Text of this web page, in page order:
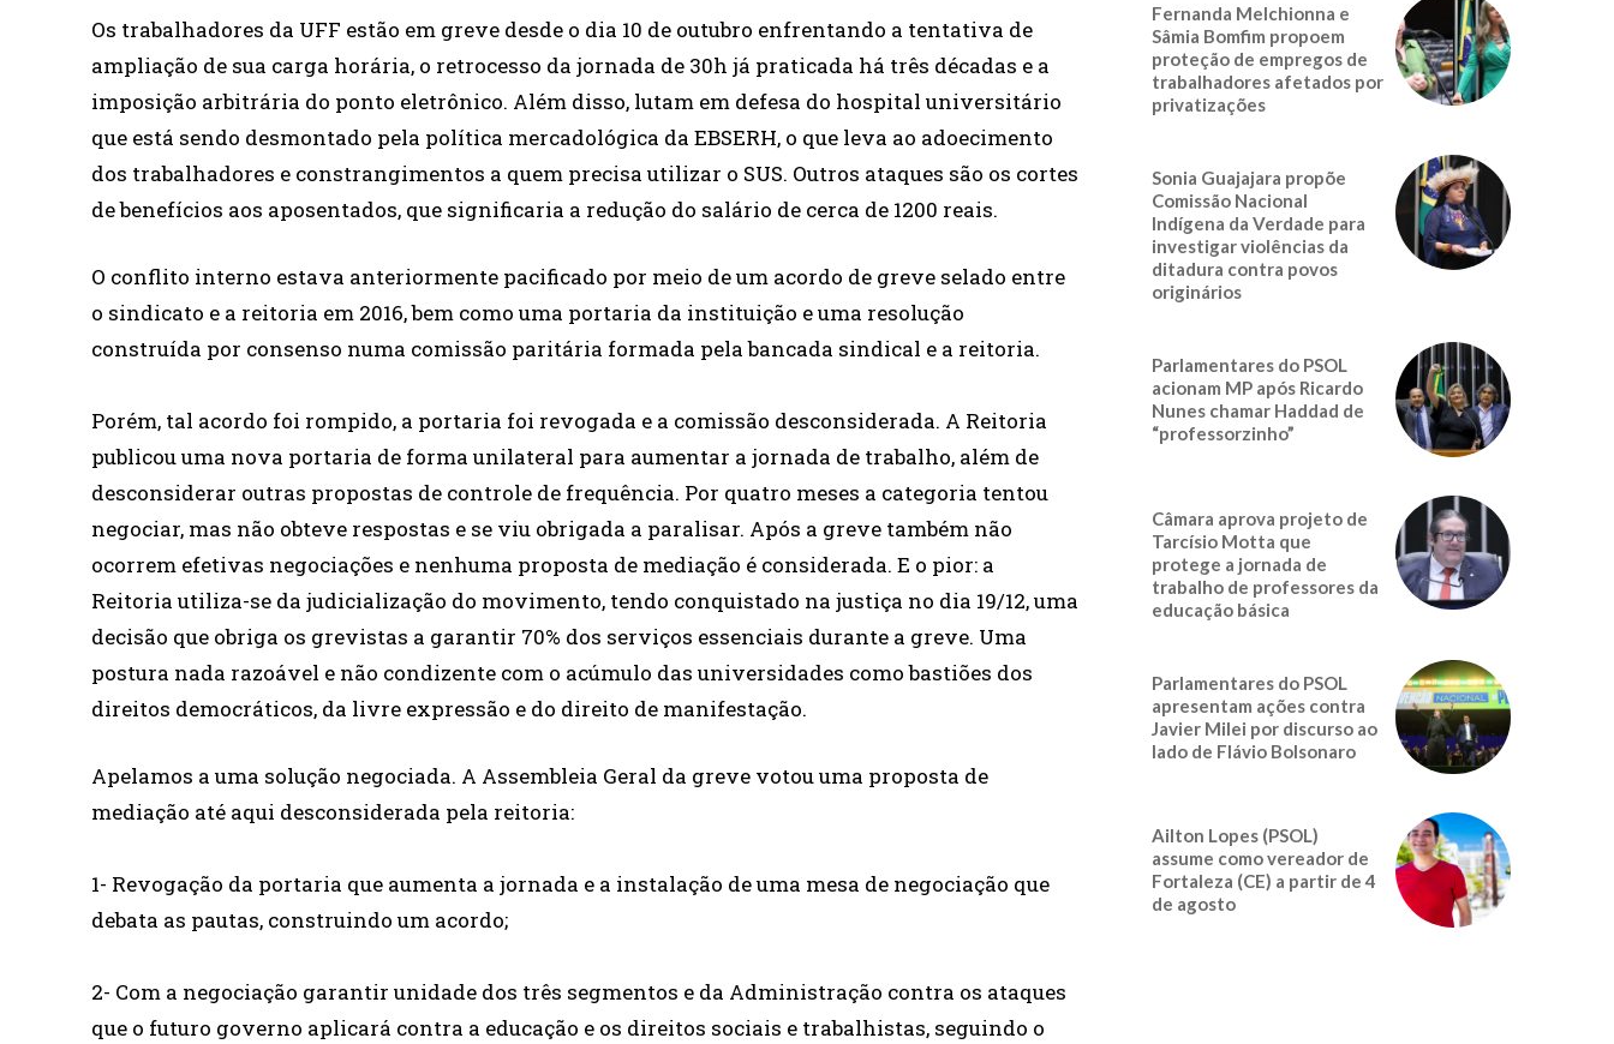
Os trabalhadores da UFF estão em greve desde o dia 10 de outubro enfrentando a tentativa de
ampliação de sua carga horária, o retrocesso da jornada de 30h já praticada há três décadas e a
imposição arbitrária do ponto eletrônico. Além disso, lutam em defesa do hospital universitário
que está sendo desmontado pela política mercadológica da EBSERH, o que leva ao adoecimento
dos trabalhadores e constrangimentos a quem precisa utilizar o SUS. Outros ataques são os cortes
de benefícios aos aposentados, que significaria a redução do salário de cerca de 1200 reais.
O conflito interno estava anteriormente pacificado por meio de um acordo de greve selado entre
o sindicato e a reitoria em 2016, bem como uma portaria da instituição e uma resolução
construída por consenso numa comissão paritária formada pela bancada sindical e a reitoria.
Porém, tal acordo foi rompido, a portaria foi revogada e a comissão desconsiderada. A Reitoria
publicou uma nova portaria de forma unilateral para aumentar a jornada de trabalho, além de
desconsiderar outras propostas de controle de frequência. Por quatro meses a categoria tentou
negociar, mas não obteve respostas e se viu obrigada a paralisar. Após a greve também não
ocorrem efetivas negociações e nenhuma proposta de mediação é considerada. E o pior: a
Reitoria utiliza-se da judicialização do movimento, tendo conquistado na justiça no dia 19/12, uma
decisão que obriga os grevistas a garantir 70% dos serviços essenciais durante a greve. Uma
postura nada razoável e não condizente com o acúmulo das universidades como bastiões dos
direitos democráticos, da livre expressão e do direito de manifestação.
Apelamos a uma solução negociada. A Assembleia Geral da greve votou uma proposta de
mediação até aqui desconsiderada pela reitoria:
1- Revogação da portaria que aumenta a jornada e a instalação de uma mesa de negociação que
debata as pautas, construindo um acordo;
2- Com a negociação garantir unidade dos três segmentos e da Administração contra os ataques
que o futuro governo aplicará contra a educação e os direitos sociais e trabalhistas, seguindo o
Fernanda Melchionna e
Sâmia Bomfim propoem
proteção de empregos de
trabalhadores afetados por
privatizações
Sonia Guajajara propõe
Comissão Nacional
Indígena da Verdade para
investigar violências da
ditadura contra povos
originários
Parlamentares do PSOL
acionam MP após Ricardo
Nunes chamar Haddad de
“professorzinho”
Câmara aprova projeto de
Tarcísio Motta que
protege a jornada de
trabalho de professores da
educação básica
Parlamentares do PSOL
apresentam ações contra
Javier Milei por discurso ao
lado de Flávio Bolsonaro
Ailton Lopes (PSOL)
assume como vereador de
Fortaleza (CE) a partir de 4
de agosto